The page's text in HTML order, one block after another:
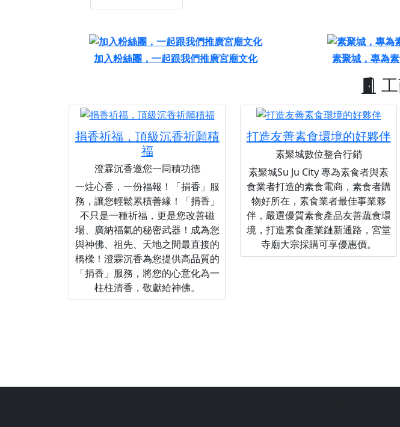
加入粉絲團，一起跟我們推廣宮廟文化 素聚城，專為
捐香祈福，頂級沉香祈願積
福
澄霖沉香邀您一同積功德
一炷心香，一份福報！「捐香」服
務，讓您輕鬆累積善緣！「捐香」
不只是一種祈福，更是您改善磁
場、廣納福氣的秘密武器！成為您
與神佛、祖先、天地之間最直接的
橋樑！澄霖沉香為您提供高品質的
「捐香」服務，將您的心意化為一
柱柱清香，敬獻給神佛。
打造友善素食環境的好夥伴
素聚城數位整合行銷
素聚城Su Ju City 專為素食者與素
食業者打造的素食電商，素食者購
物好所在，素食業者最佳事業夥
伴，嚴選優質素食產品友善蔬食環
境，打造素食產業鏈新通路，宮堂
寺廟大宗採購可享優惠價。